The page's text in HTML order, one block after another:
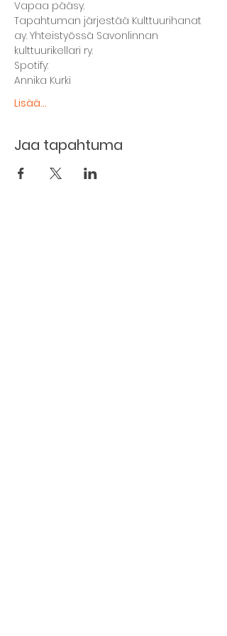
Vapaa pääsy.
Tapahtuman järjestää Kulttuurihanat
ay. Yhteistyössä Savonlinnan
kulttuurikellari ry.
Spotify:
Annika Kurki
Lisää...
Jaa tapahtuma